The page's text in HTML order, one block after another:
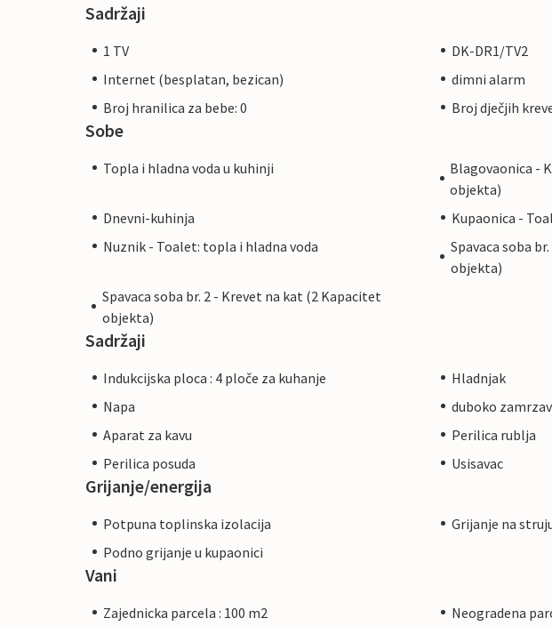
Sadržaji
1 TV
DK-DR1/TV2
Internet (besplatan, bezican)
dimni alarm
Broj hranilica za bebe: 0
Broj dječjih
Sobe
Topla i hladna voda u kuhinji
Blagovaonica -
objekta)
Dnevni-kuhinja
Kupaonica -
Nuznik - Toalet: topla i hladna voda
Spavaca soba
objekta)
Spavaca soba br. 2 - Krevet na kat (2 Kapacitet
objekta)
Sadržaji
Indukcijska ploca : 4 ploče za kuhanje
Hladnjak
Napa
duboko
Aparat za kavu
Perilica rublja
Perilica posuda
Usisavac
Grijanje/energija
Potpuna toplinska izolacija
Grijanje na
Podno grijanje u kupaonici
Vani
Zajednicka parcela : 100 m2
Neogradena